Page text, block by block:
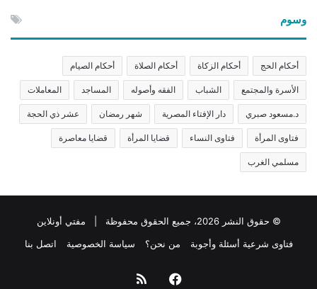
وسوم
أحكام الحج أحكام الزكاة أحكام الصلاة أحكام الصيام
الأسرة والمجتمع الشباب الفقه وأصوله المساجد المعاملات
د.مسعود صبري دار الإفتاء المصرية شهر رمضان عشر ذي الحجة
فتاوى المرأة فتاوى النساء قضايا المرأة قضايا معاصرة
مسلمي الغرب
© حقوق النشر 2026، جميع الحقوق محفوظة | مفتي أونلاين
فتاوى شرعية أسئلة وأجوبة
من نحن؟ سياسة الخصوصية اتصل بنا
فيسبوك